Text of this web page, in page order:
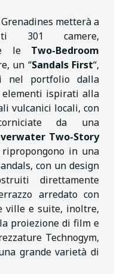
metterà a
301 camere,
e le Two-Bedroom
un “Sandals First“,
nel portfolio dalla
elementi ispirati alla
vulcanici locali, con
da una
Two-Story
in una
con un design
direttamente
arredato con
ville e suite, inoltre,
proiezione di film e
Technogym,
grande varietà di